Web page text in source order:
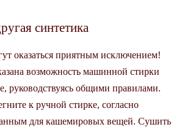
синтетика
оказаться приятным исключением!
возможность машинной стирки
руководствуясь общими правилами.
к ручной стирке, согласно
для кашемировых вещей. Сушить